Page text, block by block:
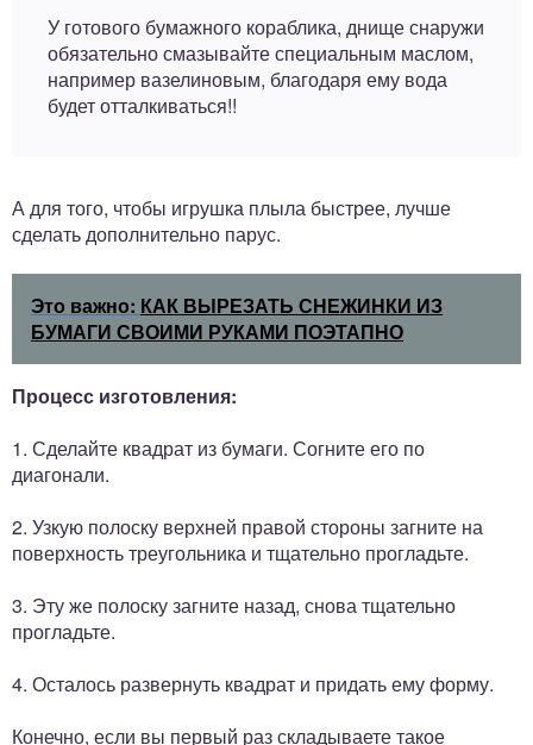
У готового бумажного кораблика, днище снаружи
обязательно смазывайте специальным маслом,
например вазелиновым, благодаря ему вода
будет отталкиваться!!
А для того, чтобы игрушка плыла быстрее, лучше
сделать дополнительно парус.
Это важно: КАК ВЫРЕЗАТЬ СНЕЖИНКИ ИЗ
БУМАГИ СВОИМИ РУКАМИ ПОЭТАПНО
Процесс изготовления:
1. Сделайте квадрат из бумаги. Согните его по
диагонали.
2. Узкую полоску верхней правой стороны загните на
поверхность треугольника и тщательно прогладьте.
3. Эту же полоску загните назад, снова тщательно
прогладьте.
4. Осталось развернуть квадрат и придать ему форму.
Конечно, если вы первый раз складываете такое